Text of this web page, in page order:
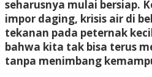
seharusnya mulai bersiap.
impor daging, krisis air di
tekanan pada peternak
bahwa kita tak bisa terus
tanpa menimbang